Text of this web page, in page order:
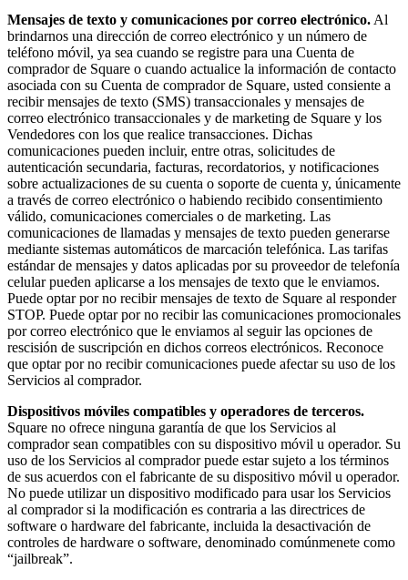
Salón de belleza
Salón de manicura y pedicura
Peluquería
Spa
Barbería
Tatuajes y piercings
Spa médico
Capacidades
Acepta pagos
Administra tus citas
Atrae nuevos clientes
Haz que tus clientes regresen
Programa y paga a tu equipo
Administra tu flujo de caja
Haz un seguimiento del rendimiento
Agrega fuentes de ingresos
Descubrir
Descripción general
Cambia a Square
Tipos
Mensajes de texto y comunicaciones por correo electrónico. Al
brindarnos una dirección de correo electrónico y un número de
teléfono móvil, ya sea cuando se registre para una Cuenta de
comprador de Square o cuando actualice la información de contacto
asociada con su Cuenta de comprador de Square, usted consiente a
recibir mensajes de texto (SMS) transaccionales y mensajes de
correo electrónico transaccionales y de marketing de Square y los
Vendedores con los que realice transacciones. Dichas
comunicaciones pueden incluir, entre otras, solicitudes de
autenticación secundaria, facturas, recordatorios, y notificaciones
sobre actualizaciones de su cuenta o soporte de cuenta y, únicamente
a través de correo electrónico o habiendo recibido consentimiento
válido, comunicaciones comerciales o de marketing. Las
comunicaciones de llamadas y mensajes de texto pueden generarse
mediante sistemas automáticos de marcación telefónica. Las tarifas
estándar de mensajes y datos aplicadas por su proveedor de telefonía
celular pueden aplicarse a los mensajes de texto que le enviamos.
Puede optar por no recibir mensajes de texto de Square al responder
STOP. Puede optar por no recibir las comunicaciones promocionales
por correo electrónico que le enviamos al seguir las opciones de
rescisión de suscripción en dichos correos electrónicos. Reconoce
que optar por no recibir comunicaciones puede afectar su uso de los
Servicios al comprador.
Dispositivos móviles compatibles y operadores de terceros.
Square no ofrece ninguna garantía de que los Servicios al
comprador sean compatibles con su dispositivo móvil u operador. Su
uso de los Servicios al comprador puede estar sujeto a los términos
de sus acuerdos con el fabricante de su dispositivo móvil u operador.
No puede utilizar un dispositivo modificado para usar los Servicios
al comprador si la modificación es contraria a las directrices de
software o hardware del fabricante, incluida la desactivación de
controles de hardware o software, denominado comúnmenete como
“jailbreak”.